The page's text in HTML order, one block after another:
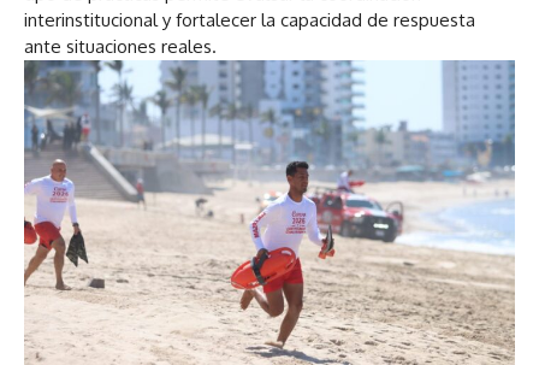
interinstitucional y fortalecer la capacidad de respuesta
ante situaciones reales.